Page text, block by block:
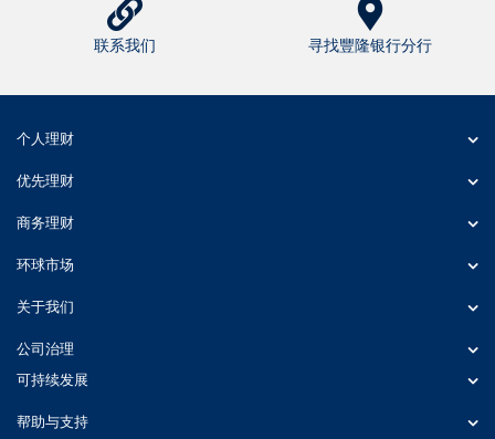
联系我们 寻找豐隆银行分行
个人理财
优先理财
商务理财
环球市场
关于我们
公司治理
可持续发展
帮助与支持